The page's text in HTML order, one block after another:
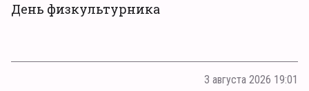
День физкультурника
3 августа 2026 19:01